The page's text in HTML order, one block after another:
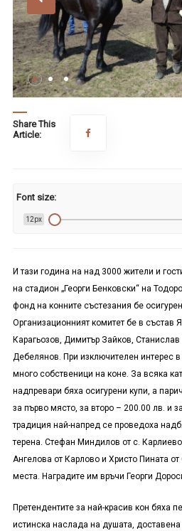
Share This
Article:
Font size:
12px
И тази година на над 3000 жители и
на стадион „Георги Бенковски“ на
фонд на конните състезания бе
Организационният комитет бе в състав
Карагьозов, Димитър Зайков,
Дебелянов. При изключителен интерес
много собственици на коне. За всяка
надпревари бяха осигурени купи, а
за първо място, за второ – 200.00 лв. и
традиция най-напред се проведоха
терена. Стефан Миндилов от с.
Ангелова от Карлово и Христо Пината
места. Наградите им връчи Георги
Претендентите за най-красив кон бяха
истинска наслада на душата, доставена